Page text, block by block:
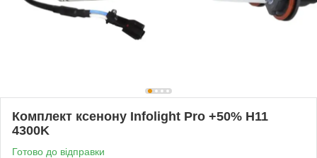
Комплект ксенону Infolight Pro +50% H11
4300K
Готово до відправки